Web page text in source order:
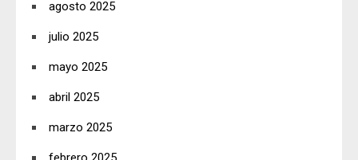
agosto 2025
julio 2025
mayo 2025
abril 2025
marzo 2025